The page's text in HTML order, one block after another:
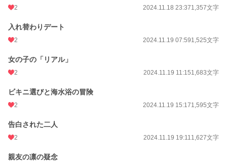
累計ポイント
2 2024.11.18 23:371,357文字
入れ替わりデート
2 2024.11.19 07:591,525文字
女の子の「リアル」
2 2024.11.19 11:151,683文字
ビキニ選びと海水浴の冒険
2 2024.11.19 15:171,595文字
告白された二人
2 2024.11.19 19:111,627文字
親友の凛の疑念